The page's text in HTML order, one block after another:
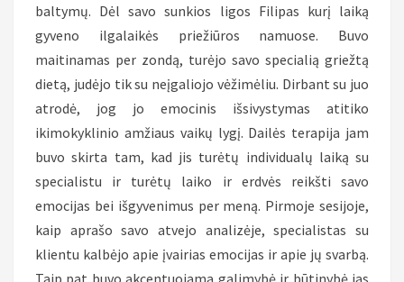
baltymų. Dėl savo sunkios ligos Filipas kurį laiką
gyveno ilgalaikės priežiūros namuose. Buvo
maitinamas per zondą, turėjo savo specialią griežtą
dietą, judėjo tik su neįgaliojo vėžimėliu. Dirbant su juo
atrodė, jog jo emocinis išsivystymas atitiko
ikimokyklinio amžiaus vaikų lygį. Dailės terapija jam
buvo skirta tam, kad jis turėtų individualų laiką su
specialistu ir turėtų laiko ir erdvės reikšti savo
emocijas bei išgyvenimus per meną. Pirmoje sesijoje,
kaip aprašo savo atvejo analizėje, specialistas su
klientu kalbėjo apie įvairias emocijas ir apie jų svarbą.